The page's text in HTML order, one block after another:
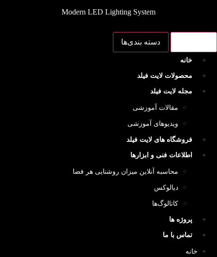
Modern LED Lighting System
دسته بندی‌ها
خانه
محصولات لایت فیلد
مجله لایت فیلد
مقالات آموزشی
ویدیوهای آموزشی
فروشگاه های لایت فیلد
اطلاعات فنی و ابزارها
محاسبه آنلاین میزان روشنایی هر فضا
دیالوکس
کاتالوگ‌ها
پروژه ها
تماس با ما
خانه